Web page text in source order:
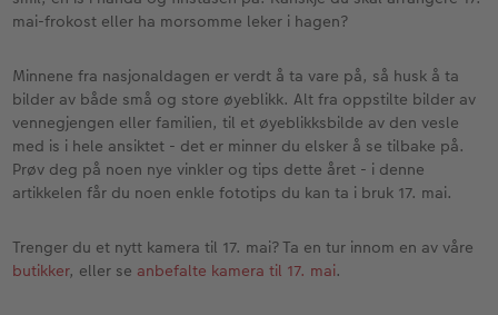
Anledninger
Enkel bildeoverføring
Best i test
Adobe® InDesign® til CEWE FOTOBOK
CEWE FOTOBOK Color pop
Bilde på skumplate
Bilde på akrylglass
Bilde på tre
Fotoplakat med plakatlist
Fotoplakat standardpapir
Fotoklistremerker
Tilbehør
Digitalisering
Tekstiler
Fotomagneter
Art prints
Mobildeksler
Ekspresskalender
Hvordan fungerer det?
Andre fototjenester i butikk
Inspirasjon
Design selv
Fotokort
Foldekort
Kort med fotoinnstikk
Inspirasjon
Gratis bildelagring
Gaveinnpakning
mai-frokost eller ha morsomme leker i hagen?
Minnene fra nasjonaldagen er verdt å ta vare på, så husk å ta
bilder av både små og store øyeblikk. Alt fra oppstilte bilder av
vennegjengen eller familien, til et øyeblikksbilde av den vesle
med is i hele ansiktet - det er minner du elsker å se tilbake på.
Prøv deg på noen nye vinkler og tips dette året - i denne
artikkelen får du noen enkle fototips du kan ta i bruk 17. mai.
Trenger du et nytt kamera til 17. mai? Ta en tur innom en av våre
butikker, eller se anbefalte kamera til 17. mai.